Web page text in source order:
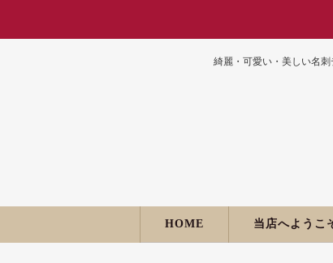
綺麗・可愛い・美しい名
HOME 当店へようこ